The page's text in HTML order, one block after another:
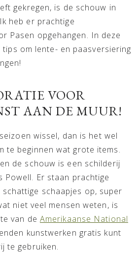
gekregen, is de schouw in
heb er prachtige
Pasen opgehangen. In deze
om lente- en paasversiering
VOOR
AAN DE MUUR!
wissel, dan is het wel
te beginnen wat grote items.
de schouw is een schilderij
Powell. Er staan prachtige
schaapjes op, super
niet veel mensen weten, is
van de Amerikaanse National
kunstwerken gratis kunt
te gebruiken.